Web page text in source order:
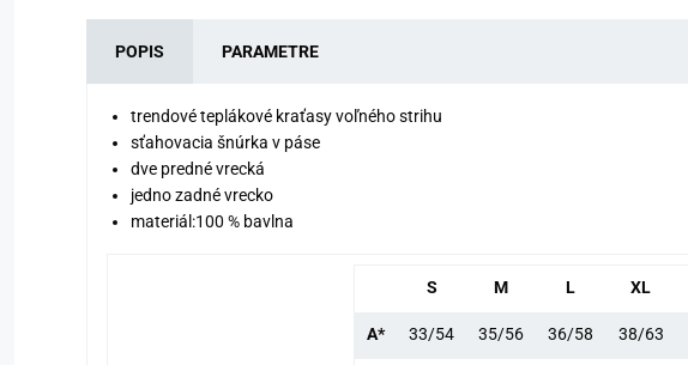
POPIS PARAMETRE
trendové teplákové kraťasy voľného strihu
sťahovacia šnúrka v páse
dve predné vrecká
jedno zadné vrecko
materiál:100 % bavlna
S M L XL
A* 33/54 35/56 36/58 38/63